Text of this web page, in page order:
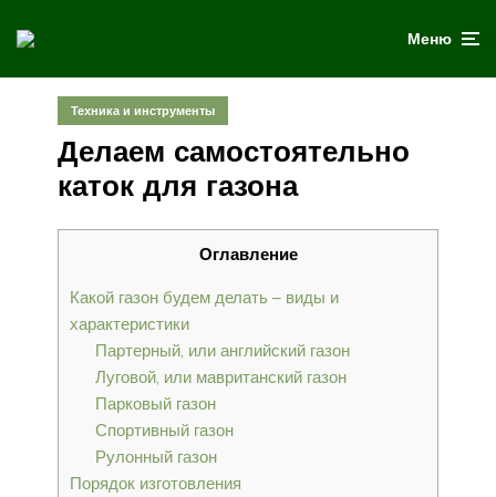
Меню
Техника и инструменты
Делаем самостоятельно
каток для газона
Оглавление
Какой газон будем делать – виды и
характеристики
Партерный, или английский газон
Луговой, или мавританский газон
Парковый газон
Спортивный газон
Рулонный газон
Порядок изготовления